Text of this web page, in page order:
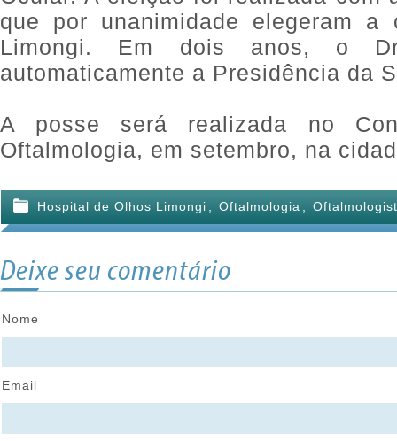
que por unanimidade elegeram a
Limongi. Em dois anos, o
automaticamente a Presidência da
A posse será realizada no
Oftalmologia, em setembro, na
Hospital de Olhos Limongi Oftalmologia
Deixe seu comentário
Nome
Email